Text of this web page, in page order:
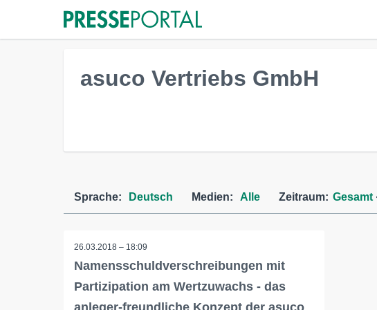
asuco Vertriebs GmbH
Sprache: Deutsch Medien: Alle Zeitraum: Gesamt
26.03.2018 – 18:09
Namensschuldverschreibungen mit
Partizipation am Wertzuwachs - das
anleger-freundliche Konzept der asuco